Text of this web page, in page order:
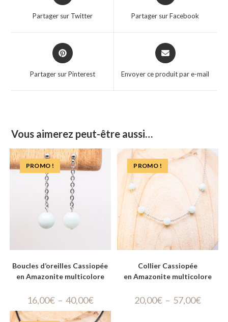
Partager sur Twitter Partager sur Facebook
Partager sur Pinterest Envoyer ce produit par e-mail
Vous aimerez peut-être aussi…
PROMO !
Boucles d’oreilles Cassiopée
en Amazonite multicolore
16,00€ – 40,00€
PROMO !
Collier Cassiopée
en Amazonite multicolore
20,00€ – 57,00€